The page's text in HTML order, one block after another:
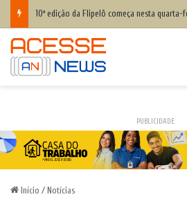
PUBLICIDADE
Início / Notícias